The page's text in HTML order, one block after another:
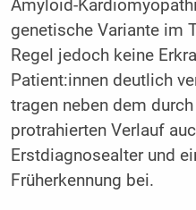
Amyloid-
genetische Variante im
Regel jedoch keine
Patient:innen deutlich
tragen neben dem
protrahierten Verlauf
Erstdiagnosealter und
Früherkennung bei.